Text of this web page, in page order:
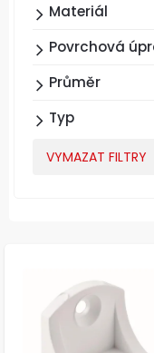
Materiál
Povrchová
Průměr
Typ
VYMAZAT FILTRY